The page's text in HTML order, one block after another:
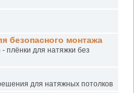
безопасного монтажа
плёнки для натяжки без
для натяжных потолков